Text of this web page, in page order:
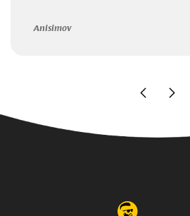
Anisimov